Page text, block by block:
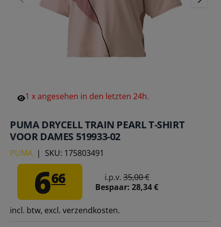
1 xangesehen in den letzten 24h.
PUMA DRYCELL TRAIN PEARL T-SHIRT
VOOR DAMES 519933-02
PUMA | SKU: 175803491
666 i.p.v.35,00 €
Bespaar: 28,34 €
incl. btw, excl. verzendkosten.